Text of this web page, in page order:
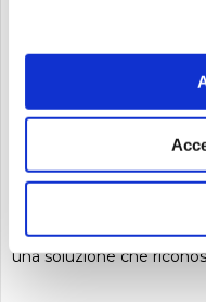
Disponibile
Yamaha ss3 supporto
rullan...
Advanced Lightweight è
una soluzione che